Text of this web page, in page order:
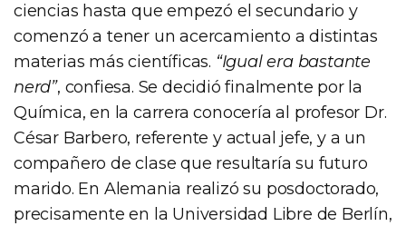
ciencias hasta que empezó el secundario y
comenzó a tener un acercamiento a distintas
materias más científicas. “Igual era bastante
nerd”, confiesa. Se decidió finalmente por la
Química, en la carrera conocería al profesor Dr.
César Barbero, referente y actual jefe, y a un
compañero de clase que resultaría su futuro
marido. En Alemania realizó su posdoctorado,
precisamente en la Universidad Libre de Berlín,